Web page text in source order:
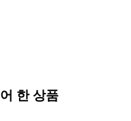
한 상품